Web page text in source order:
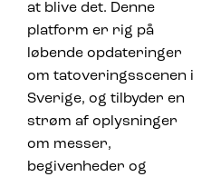
at blive det. Denne
platform er rig på
løbende opdateringer
om tatoveringsscenen i
Sverige, og tilbyder en
strøm af oplysninger
om messer,
begivenheder og